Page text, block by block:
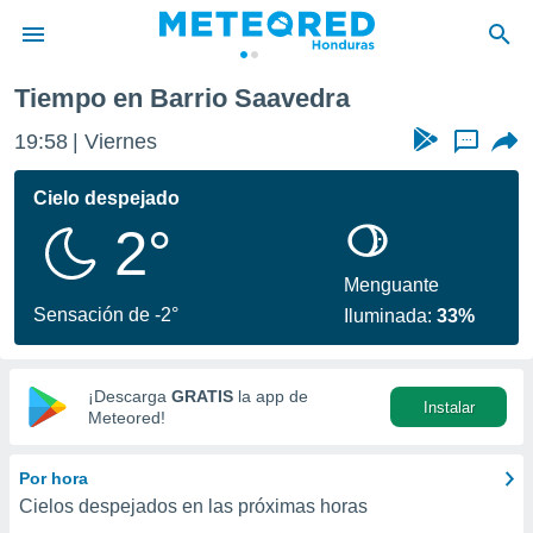
de
ha sido
calidad.
a este
las
y
digital
basada
Tiempo en Barrio Saavedra
19:58 Viernes ...
Cielo despejado
2°
Sensación de -2°
Menguante
Iluminada:33%
¡Descarga GRATIS la app de
Meteored!
Instalar
Por hora
Cielos despejados en las próximas horas